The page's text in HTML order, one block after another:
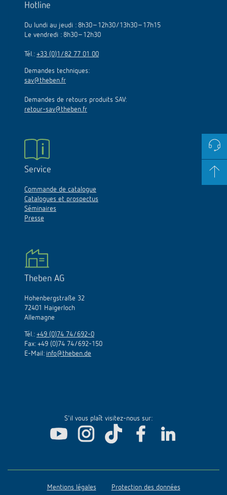
Hotline
Du lundi au jeudi : 8h30–12h30/13h30–17h15
Le vendredi : 8h30–12h30
Tél.: +33 (0)1/82 77 01 00
Demandes techniques:
sav@theben.fr
Demandes de retours produits SAV:
retour-sav@theben.fr
Service
Commande de catalogue
Catalogues et prospectus
Séminaires
Presse
Theben AG
Hohenbergstraße 32
72401 Haigerloch
Allemagne
Tél.: +49 (0)74 74/692-0
Fax: +49 (0)74 74/692-150
E-Mail: info@theben.de
S'il vous plaît visitez-nous sur:
Mentions légales Protection des données